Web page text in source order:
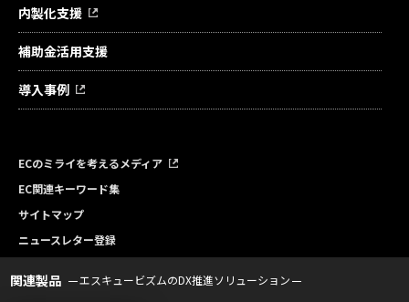
内製化支援
補助金活用支援
導入事例
ECのミライを考えるメディア
EC関連キーワード集
サイトマップ
ニュースレター登録
関連製品 エスキュービズムのDX推進ソリューション